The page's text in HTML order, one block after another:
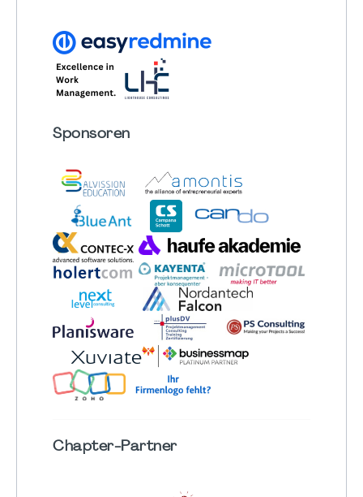
Sponsoren
Chapter-Partner